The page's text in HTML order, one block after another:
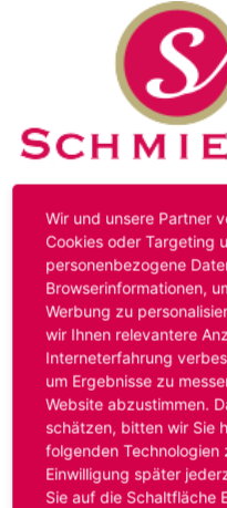
Kontakt Impressum
Hinweis:Das von ihnen
bereits ausgelaufen.
Sie unter:
Oder Sie bewerben sich
passende
Wir und unsere Partner
Cookies oder Targeting
personenbezogene
Browserinformationen,
Werbung zu
wir Ihnen relevantere
Interneterfahrung
um Ergebnisse zu
Website abzustimmen.
schätzen, bitten wir Sie
folgenden Technologien
Einwilligung später
Sie auf die Schaltfläche